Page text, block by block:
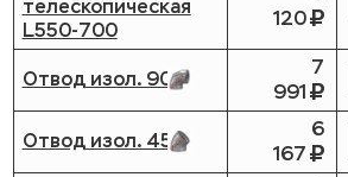
телескопическая
L550-700
120
Отвод изол. 90
7
991
Отвод изол. 45
6
167